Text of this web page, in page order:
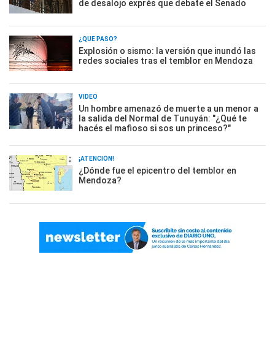
de desalojo exprés que debate el Senado
¿QUÉ PASÓ?
Explosión o sismo: la versión que inundó las
redes sociales tras el temblor en Mendoza
VIDEO
Un hombre amenazó de muerte a un menor a
la salida del Normal de Tunuyán: "¿Qué te
hacés el mafioso si sos un princeso?"
¡ATENCIÓN!
¿Dónde fue el epicentro del temblor en
Mendoza?